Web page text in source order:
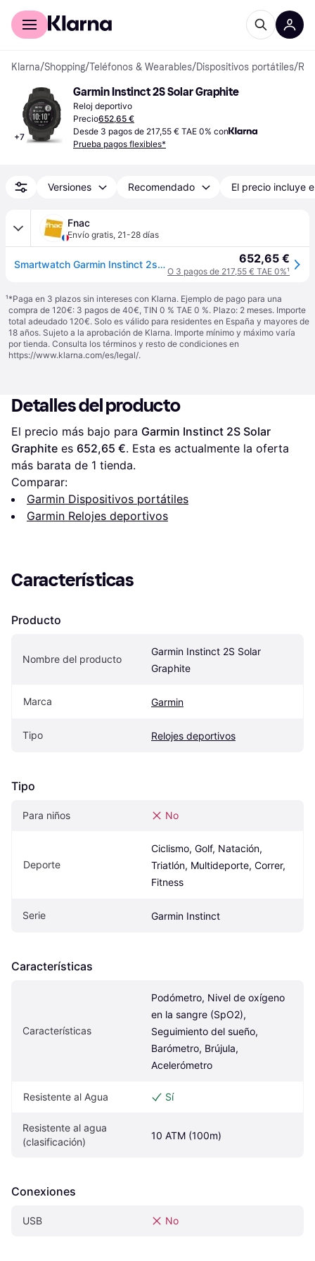
Comprar con Klarna
Klarna/Shopping/Teléfonos & Wearables/Dispositivos portátiles/
+7
Garmin Instinct 2S Solar Graphite
Reloj deportivo
Precio652,65 €
Desde 3 pagos de 217,55 € TAE 0% con
Prueba pagos flexibles*
Versiones Recomendado El precio incluye
Fnac
Envío gratis, 21-28 días
Smartwatch Garmin Instinct 2s Solar Vidrio Negro 652,65 €
O 3 pagos de 217,55 € TAE 0%¹
¹*Paga en 3 plazos sin intereses con Klarna. Ejemplo de pago para una
compra de 120€: 3 pagos de 40€, TIN 0 % TAE 0 %. Plazo: 2 meses. Importe
total adeudado 120€. Solo es válido para residentes en España y mayores de
18 años. Sujeto a la aprobación de Klarna. Importe mínimo y máximo varía
por tienda. Consulta los términos y resto de condiciones en
https://www.klarna.com/es/legal/.
Detalles del producto
El precio más bajo para Garmin Instinct 2S Solar
Graphite es 652,65 €. Esta es actualmente la oferta
más barata de 1 tienda.
Comparar:
Garmin Dispositivos portátiles
Garmin Relojes deportivos
Características
Producto
Nombre del producto
Garmin Instinct 2S Solar
Graphite
Marca Garmin
Tipo Relojes deportivos
Tipo
Para niños No
Deporte
Ciclismo, Golf, Natación,
Triatlón, Multideporte, Correr,
Fitness
Serie Garmin Instinct
Características
Características
Podómetro, Nivel de oxígeno
en la sangre (SpO2),
Seguimiento del sueño,
Barómetro, Brújula,
Acelerómetro
Resistente al Agua Sí
Resistente al agua
(clasificación)
10 ATM (100m)
Conexiones
USB No